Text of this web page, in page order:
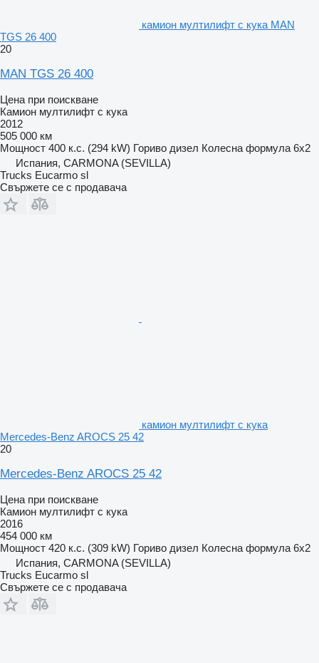
камион мултилифт с кука MAN
TGS 26 400
20
MAN TGS 26 400
Цена при поискване
Камион мултилифт с кука
2012
505 000 км
Мощност 400 к.с. (294 kW) Гориво дизел Колесна формула 6x2
Испания, CARMONA (SEVILLA)
Trucks Eucarmo sl
Свържете се с продавача
камион мултилифт с кука
Mercedes-Benz AROCS 25 42
20
Mercedes-Benz AROCS 25 42
Цена при поискване
Камион мултилифт с кука
2016
454 000 км
Мощност 420 к.с. (309 kW) Гориво дизел Колесна формула 6x2
Испания, CARMONA (SEVILLA)
Trucks Eucarmo sl
Свържете се с продавача